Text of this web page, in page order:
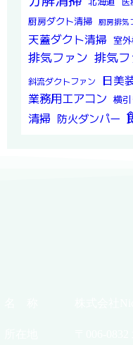
厨房ダクト清掃 厨房排気
天蓋ダクト清掃 室
排気ファン 排気
斜流ダクトファン 日美
業務用エアコン 横
清掃 防火ダンパー